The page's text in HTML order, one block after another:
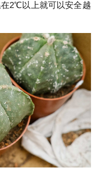
2℃以上就可以安全越